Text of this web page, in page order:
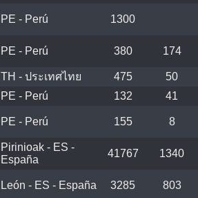
PE - Perú 1300
PE - Perú 380 174
TH - ประเทศไทย 475
50
PE - Perú 132
41
PE - Perú 155 8
Pirinioak - ES -
España
41767 1340
León - ES - España 3285 803